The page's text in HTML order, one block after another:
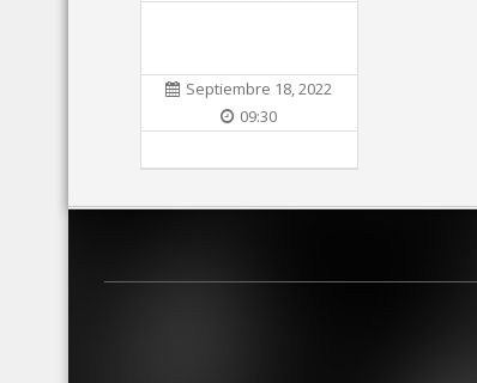
Septiembre 18, 2022
09:30